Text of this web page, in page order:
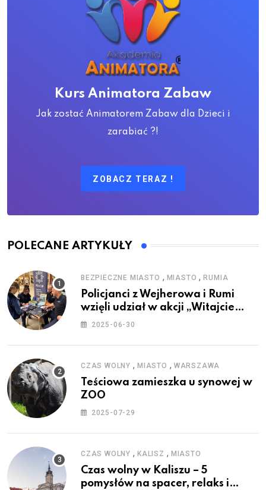
Kurs Animatora Zabaw
Jak zostać Animatorem Zabaw dla Dzieci i
zarabiać ?!
ZOBACZ TERAZ !
POLECANE ARTYKUŁY
BEZPIECZNE MIASTO , MIASTO ,RUMIA
Policjanci z Wejherowa i Rumi
wzięli udział w akcji „Witajcie
Wakacje”
2025-06-30
CZAS WOLNY , MIASTO , WARSZAWA
Teściowa zamieszka u synowej w
ZOO
2025-07-29
CZAS WOLNY , KALISZ , MIASTO
Czas wolny w Kaliszu – 5
pomysłów na spacer, relaks i